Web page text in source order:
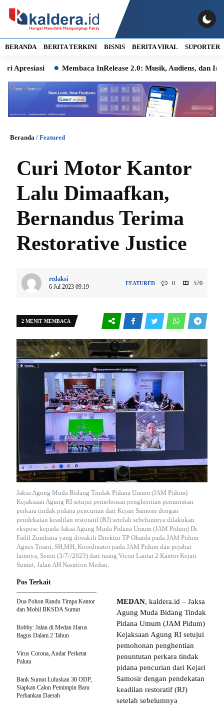
BERANDA BERITA TERKINI BISNIS BERITA VIRAL SUPORTER
Membaca InRelease 2.0: Musik, Audiens, dan Ingatan
Beranda / Featured
Curi Motor Kantor
Lalu Dimaafkan,
Bernandus Terima
Restorative Justice
redaksi
6 Jul 2023 09:19
FEATURED 0 570
2 MENIT MEMBACA
Jaksa Agung Muda Bidang Tindak Pidana Umum (JAM Pidum)
Kejaksaan Agung RI setujui pemohonan penghentian penuntutan
perkara tindak pidana pencurian dari Kejari Samosir dengan
pendekatan keadilan restoratif (RJ) setelah sebelumnya dilakukan
ekspose kepada Jaksa Agung Muda Pidana Umum (JAM Pidum) Dr.
Fadil Zumhana yang diwakili Direktur TP Oharda pada JAM Pidum
Agnes Triani, SH,MH, Koordinator pada JAM Pidum dan pejabat
lainnya, Senin (3/7//2023) dari ruang Vicon Lantai 2 Kantor Kejati
Sumut, Jalan AH Nasution Medan.
MEDAN, kaldera.id – Jaksa
Agung Muda Bidang Tindak
Pidana Umum (JAM Pidum)
Kejaksaan Agung RI setujui
pemohonan penghentian
penuntutan perkara tindak
pidana pencurian dari Kejari
Samosir dengan pendekatan
keadilan restoratif (RJ)
setelah sebelumnya
Pos Terkait
Dua Pohon Randu Timpa Kantor
dan Mobil BKSDA Sumut
Bobby: Jalan di Medan Harus
Bagus Dalam 2 Tahun
Virus Corona, Andar Perketat
Paluta
Bank Sumut Luluskan 30 ODP,
Siapkan Calon Pemimpin Baru
Perbankan Daerah